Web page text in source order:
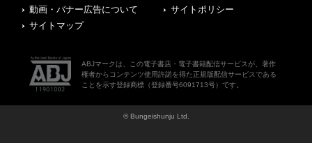
動画・バナー広告について
サイトポリシー
サイトマップ
ABJマークは、この電子書店・電子書籍配信サービスが、著作
権者からコンテンツ使用許諾を得た正規版配信サービスである
ことを示す登録商標（登録番号6091713号）です。
© Bungeishunju Ltd.